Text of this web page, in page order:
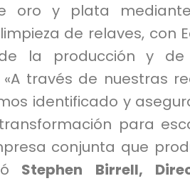
oro y plata
de relaves, con
la producción y de
través de nuestras
identificado y
para
conjunta que
Stephen Birrell,